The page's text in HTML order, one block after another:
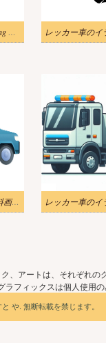
レッカー車のイラストPng 無料 レッカー車のイ
レッカー車イラスト 無料画像 2
、アートは、それぞれ
ラフィックスは個人使用
や. 無断転載を禁じます。